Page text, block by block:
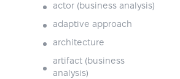
actor (business analysis)
adaptive approach
architecture
artifact (business
analysis)